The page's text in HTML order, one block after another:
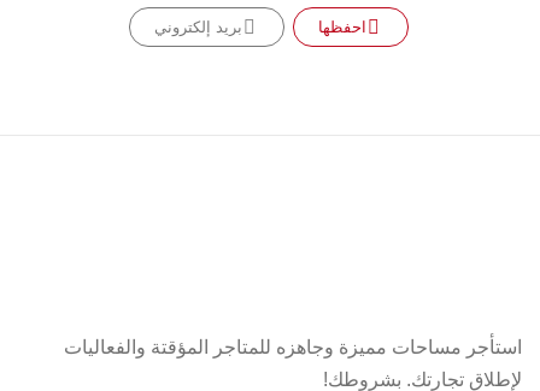
احفظها بريد إلكتروني
استأجر مساحات مميزة وجاهزه للمتاجر المؤقتة والفعاليات
لإطلاق تجارتك. بشروطك!